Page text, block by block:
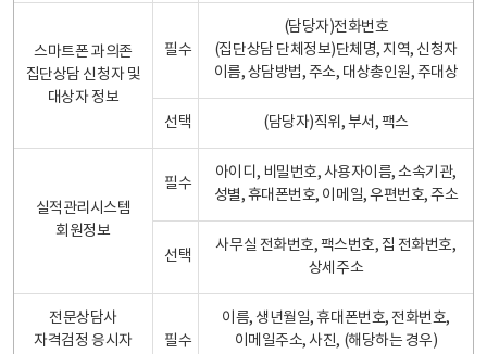
스마트폰 과의존
집단상담 신청자 및
대상자 정보
필수
(담당자)전화번호
(집단상담 단체정보)단체명, 지역, 신청자
이름, 상담방법, 주소, 대상총인원, 주대상
선택 (담당자)직위, 부서, 팩스
실적관리시스템
회원정보
필수
아이디, 비밀번호, 사용자이름, 소속기관,
성별, 휴대폰번호, 이메일, 우편번호, 주소
선택
사무실 전화번호, 팩스번호, 집 전화번호,
상세주소
전문상담사
자격검정 응시자
필수
이름, 생년월일, 휴대폰번호, 전화번호,
이메일주소, 사진, (해당하는 경우)